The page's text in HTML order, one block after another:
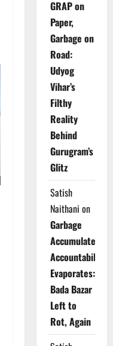
GRAP on
Paper,
Garbage on
Road:
Udyog
Vihar’s
Filthy
Reality
Behind
Gurugram’s
Glitz
Satish
Naithani on
Garbage
Accumulates,
Accountability
Evaporates:
Bada Bazar
Left to
Rot, Again